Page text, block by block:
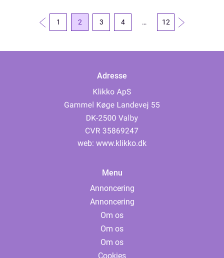
1 2 3 4 … 12
Adresse
web: www.klikko.dk
Menu
Annoncering
Annoncering
Om os
Om os
Om os
Cookies